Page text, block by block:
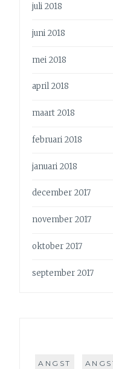
juli 2018
juni 2018
mei 2018
april 2018
maart 2018
februari 2018
januari 2018
december 2017
november 2017
oktober 2017
september 2017
ANGST